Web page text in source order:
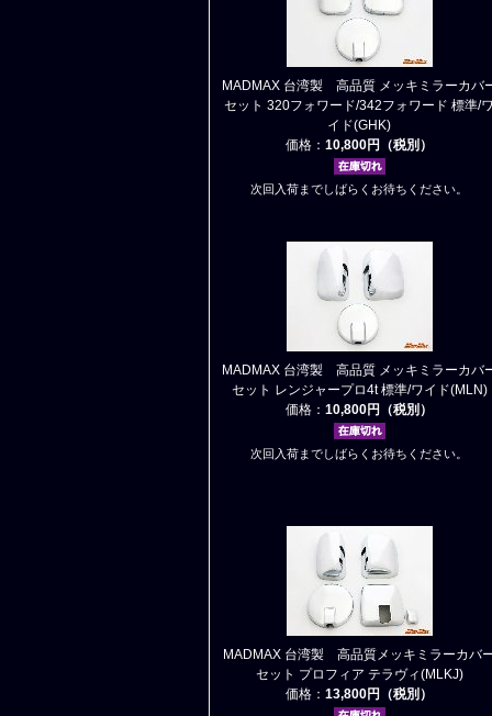
MADMAX 台湾製 高品質 メッキミラーカバ
セット 320フォワード/342フォワード 標準/
イド(GHK)
価格： 10,800円（税別）
次回入荷までしばらくお待ちください。
MADMAX 台湾製 高品質 メッキミラーカバ
セット レンジャープロ4t 標準/ワイド(MLN)
価格： 10,800円（税別）
次回入荷までしばらくお待ちください。
MADMAX 台湾製 高品質メッキミラーカバ
セット プロフィア テラヴィ(MLKJ)
価格： 13,800円（税別）